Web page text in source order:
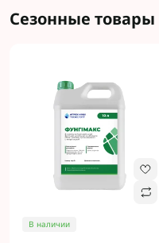
Сезонные товары
В наличии